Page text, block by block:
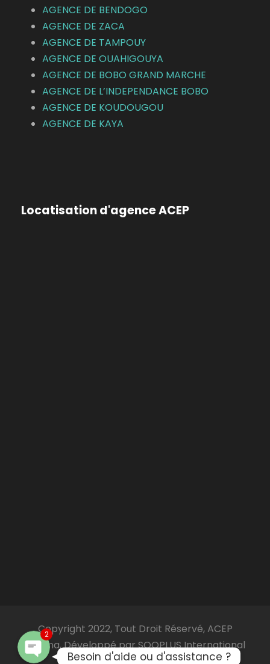
AGENCE DE BENDOGO
AGENCE DE ZACA
AGENCE DE TAMPOUY
AGENCE DE OUAHIGOUYA
AGENCE DE BOBO GRAND MARCHE
AGENCE DE L’INDEPENDANCE BOBO
AGENCE DE KOUDOUGOU
AGENCE DE KAYA
Locatisation d'agence ACEP
Copyright 2022, Tout Droit Réservé, ACEP
Burkina, Développé par SOOPLUS International
2
Besoin d'aide ou d'assistance ?